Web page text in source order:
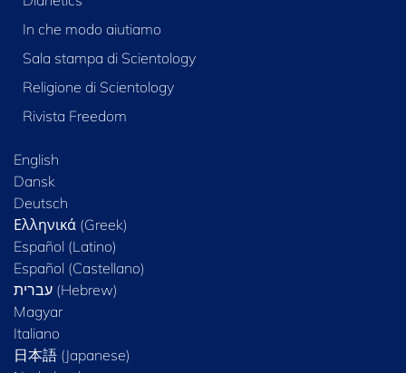
In che modo aiutiamo
Sala stampa di Scientology
Religione di Scientology
Rivista Freedom
English
Dansk
Deutsch
Ελληνικά (Greek)
Español (Latino)
Español (Castellano)
Magyar
Italiano
日本語 (Japanese)